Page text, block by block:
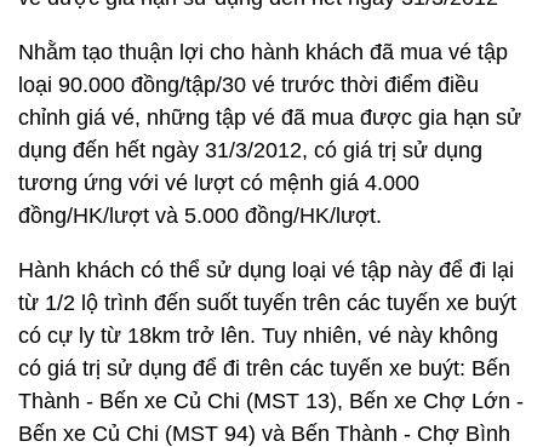
Nhằm tạo thuận lợi cho hành khách đã mua vé tập
loại 90.000 đồng/tập/30 vé trước thời điểm điều
chỉnh giá vé, những tập vé đã mua được gia hạn sử
dụng đến hết ngày 31/3/2012, có giá trị sử dụng
tương ứng với vé lượt có mệnh giá 4.000
đồng/HK/lượt và 5.000 đồng/HK/lượt.
Hành khách có thể sử dụng loại vé tập này để đi lại
từ 1/2 lộ trình đến suốt tuyến trên các tuyến xe buýt
có cự ly từ 18km trở lên. Tuy nhiên, vé này không
có giá trị sử dụng để đi trên các tuyến xe buýt: Bến
Thành - Bến xe Củ Chi (MST 13), Bến xe Chợ Lớn -
Bến xe Củ Chi (MST 94) và Bến Thành - Chợ Bình